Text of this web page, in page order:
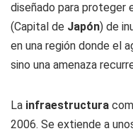
diseñado para proteger
(Capital de Japón) de
en una región donde el
sino una amenaza
La infraestructura
2006. Se extiende a